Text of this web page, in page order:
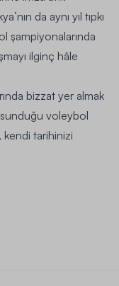
da aynı yıl tıpkı
şampiyonalarında
ilginç hâle
bizzat yer almak
sunduğu voleybol
kendi tarihinizi